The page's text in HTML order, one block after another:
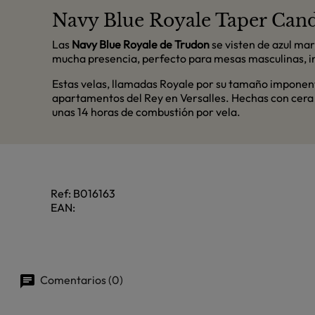
Navy Blue Royale Taper
Las Navy Blue Royale de Trudonse visten de azul
mucha presencia, perfecto para mesas masculinas,
Estas velas, llamadas Royale por su tamaño
apartamentos del Rey en Versalles. Hechas con
unas 14 horas de combustión por vela.
Ref: B016163
EAN:
Comentarios (0)